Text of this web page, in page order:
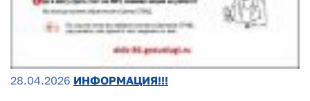
28.04.2026 ИНФОРМАЦИЯ!!!